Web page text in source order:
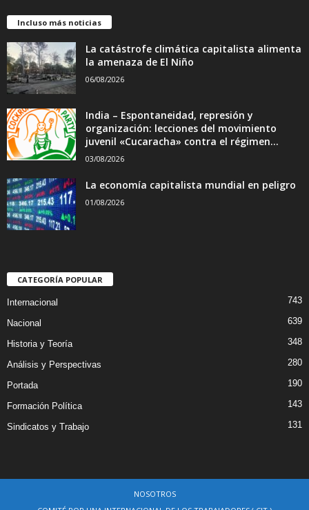
Incluso más noticias
La catástrofe climática capitalista alimenta
la amenaza de El Niño
06/08/2026
India – Espontaneidad, represión y
organización: lecciones del movimiento
juvenil «Cucaracha» contra el régimen...
03/08/2026
La economía capitalista mundial en peligro
01/08/2026
CATEGORÍA POPULAR
Internacional 743
Nacional 639
Historia y Teoría 348
Análisis y Perspectivas 280
Portada 190
Formación Política 143
Sindicatos y Trabajo 131
NOSOTROS